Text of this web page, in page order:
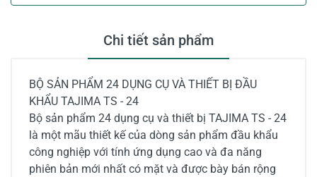
Chi tiết sản phẩm
BỘ SẢN PHẨM 24 DỤNG CỤ VÀ THIẾT BỊ ĐẦU
KHẨU TAJIMA TS - 24
Bộ sản phẩm 24 dụng cụ và thiết bị TAJIMA TS - 24
là một mãu thiết kế của dòng sản phẩm đầu khẩu
công nghiệp với tính ứng dụng cao và đa năng
phiên bản mới nhất có mặt và được bày bán rộng